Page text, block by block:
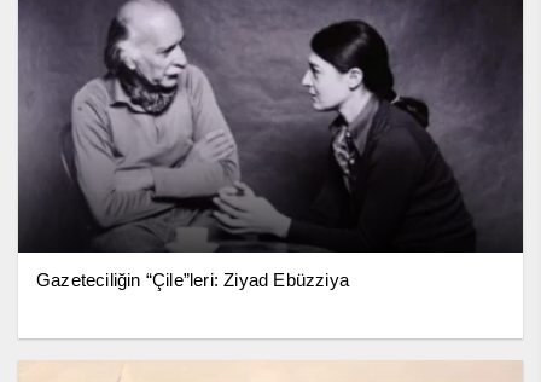
Gazeteciliğin “Çile”leri: Ziyad Ebüzziya